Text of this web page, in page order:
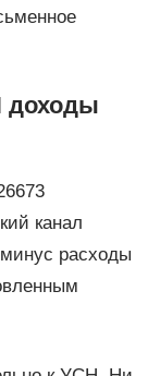
доходы
канал
расходы